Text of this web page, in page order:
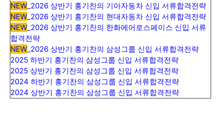
NEW _2026 상반기 홍기찬의 기아자동차 신입 서류합격전략
NEW _2026 상반기 홍기찬의 현대자동차 신입 서류합격전략
NEW _2026 상반기 홍기찬의 한화에어로스페이스 신입 서류
합격전략
NEW _2026 상반기 홍기찬의 삼성그룹 신입 서류합격전략
2025 하반기 홍기찬의 삼성그룹 신입 서류합격전략
2025 상반기 홍기찬의 삼성그룹 신입 서류합격전략
2024 하반기 홍기찬의 삼성그룹 신입 서류합격전략
2024 상반기 홍기찬의 삼성그룹 신입 서류합격전략